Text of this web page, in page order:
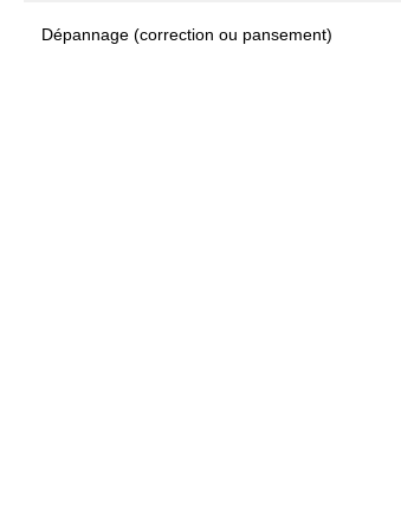
Dépannage (correction ou pansement)